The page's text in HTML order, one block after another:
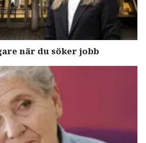
när du söker jobb